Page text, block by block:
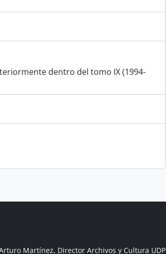
dentro del tomo IX (1994-
Martínez, Director Archivos y Cultura UDP